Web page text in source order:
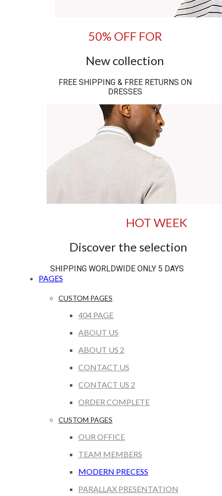
50% OFF FOR
New collection
FREE SHIPPING & FREE RETURNS ON
DRESSES
HOT WEEK
Discover the selection
SHIPPING WORLDWIDE ONLY 5 DAYS
PAGES
CUSTOM PAGES
404 PAGE
ABOUT US
ABOUT US 2
CONTACT US
CONTACT US 2
ORDER COMPLETE
CUSTOM PAGES
OUR OFFICE
TEAM MEMBERS
MODERN PRECESS
PARALLAX PRESENTATION